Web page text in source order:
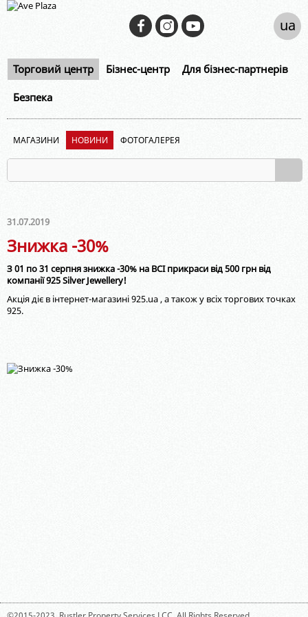
Торговий центр Бізнес-центр Для бізнес-партнерів
Безпека
ua
МАГАЗИНИ НОВИНИ ФОТОГАЛЕРЕЯ
31.07.2019
Знижка -30%
З 01 по 31 серпня знижка -30% на ВСІ прикраси від 500 грн від
компанії 925 Silver Jewellery!
Акція діє в інтернет-магазині 925.ua , а також у всіх торгових точках
925.